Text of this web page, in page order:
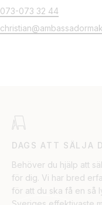
073-073 32 44
DAGS ATT SÄLJA
Behöver du hjälp att
för dig. Vi har bred
för att du ska få en så